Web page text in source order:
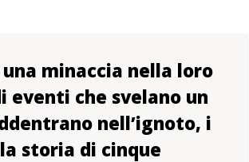
minaccia nella loro
eventi che svelano un
nell’ignoto, i
storia di cinque